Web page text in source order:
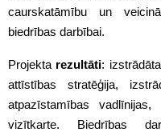
caurskatāmību un
biedrības darbībai.
Projekta rezultāti:
attīstības stratēģija,
atpazīstamības
vizītkarte. Biedrības